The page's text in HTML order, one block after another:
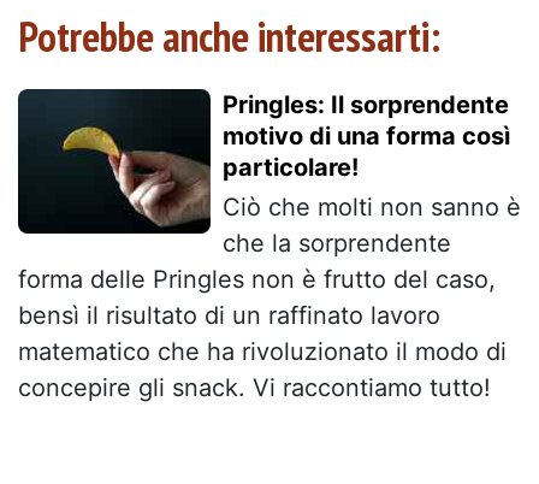
Potrebbe anche interessarti:
Pringles: Il sorprendente
motivo di una forma così
particolare!
Ciò che molti non sanno è
che la sorprendente
forma delle Pringles non è frutto del caso,
bensì il risultato di un raffinato lavoro
matematico che ha rivoluzionato il modo di
concepire gli snack. Vi raccontiamo tutto!